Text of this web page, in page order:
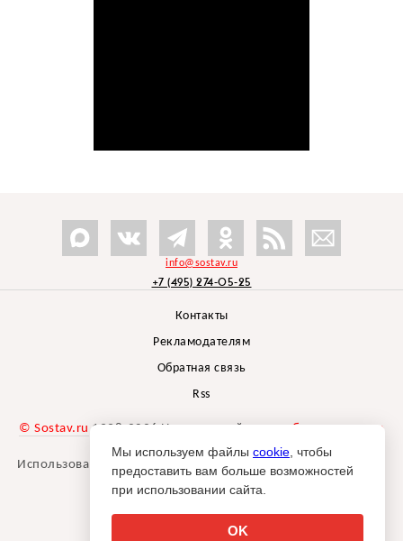
info@sostav.ru
+7 (495) 274-05-25
Контакты
Рекламодателям
Обратная связь
Rss
© Sostav.ru 1998-2026 Независимый проектбрендингового
агентства Depot
Использование материалов Sostav.ru допустимо только при
указании источника.
18+
Мы используем файлы cookie , чтобы
предоставить вам больше возможностей
при использовании сайта.
OK